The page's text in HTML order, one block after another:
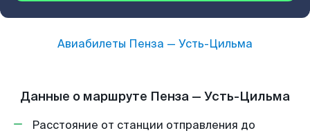
Авиабилеты Пенза — Усть-Цильма
Данные о маршруте Пенза — Усть-Цильма
Расстояние от станции отправления до